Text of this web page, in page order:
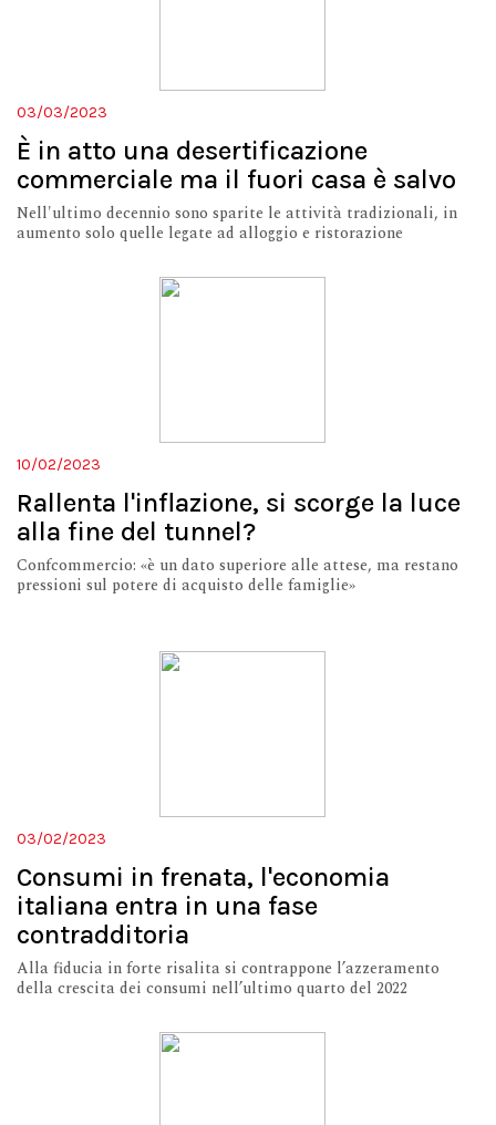
03/03/2023
È in atto una desertificazione
commerciale ma il fuori casa è salvo
Nell'ultimo decennio sono sparite le attività tradizionali, in
aumento solo quelle legate ad alloggio e ristorazione
10/02/2023
Rallenta l'inflazione, si scorge la luce
alla fine del tunnel?
Confcommercio: «è un dato superiore alle attese, ma restano
pressioni sul potere di acquisto delle famiglie»
03/02/2023
Consumi in frenata, l'economia
italiana entra in una fase
contradditoria
Alla fiducia in forte risalita si contrappone l’azzeramento
della crescita dei consumi nell’ultimo quarto del 2022